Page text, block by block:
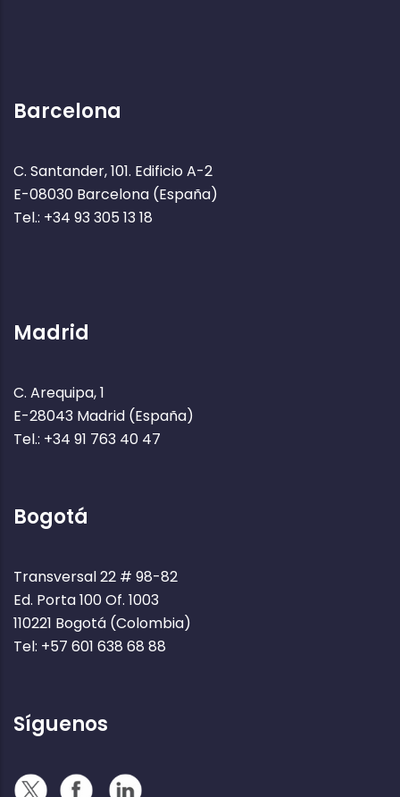
Barcelona
C. Santander, 101. Edificio A-2
E-08030 Barcelona (España)
Tel.: +34 93 305 13 18
Madrid
C. Arequipa, 1
E-28043 Madrid (España)
Tel.: +34 91 763 40 47
Bogotá
Transversal 22 # 98-82
Ed. Porta 100 Of. 1003
110221 Bogotá (Colombia)
Tel: +57 601 638 68 88
Síguenos